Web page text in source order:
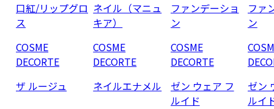
口紅/リップグロ
ス
COSME
DECORTE
ザ ルージュ
ネイル（マニュ
キア）
COSME
DECORTE
ネイルエナメル
ファンデーショ
ン
COSME
DECORTE
ゼン ウェア フ
ルイド
ファ
ン
ゼン
ルイ